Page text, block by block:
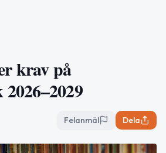
krav på
Felanmäl Dela